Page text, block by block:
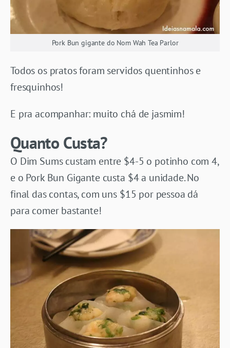
Pork Bun gigante do Nom Wah Tea Parlor
Todos os pratos foram servidos quentinhos e
fresquinhos!
E pra acompanhar: muito chá de jasmim!
Quanto Custa?
O Dim Sums custam entre $4-5 o potinho com 4,
e o Pork Bun Gigante custa $4 a unidade. No
final das contas, com uns $15 por pessoa dá
para comer bastante!